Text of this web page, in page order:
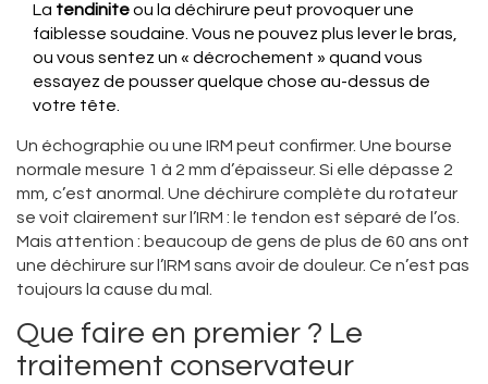
La tendiniteou la déchirure peut provoquer une
faiblesse soudaine. Vous ne pouvez plus lever le bras,
ou vous sentez un « décrochement » quand vous
essayez de pousser quelque chose au-dessus de
votre tête.
Un échographie ou une IRM peut confirmer. Une bourse
normale mesure 1 à 2 mm d’épaisseur. Si elle dépasse 2
mm, c’est anormal. Une déchirure complète du rotateur
se voit clairement sur l’IRM : le tendon est séparé de l’os.
Mais attention : beaucoup de gens de plus de 60 ans ont
une déchirure sur l’IRM sans avoir de douleur. Ce n’est pas
toujours la cause du mal.
Que faire en premier ? Le
traitement conservateur